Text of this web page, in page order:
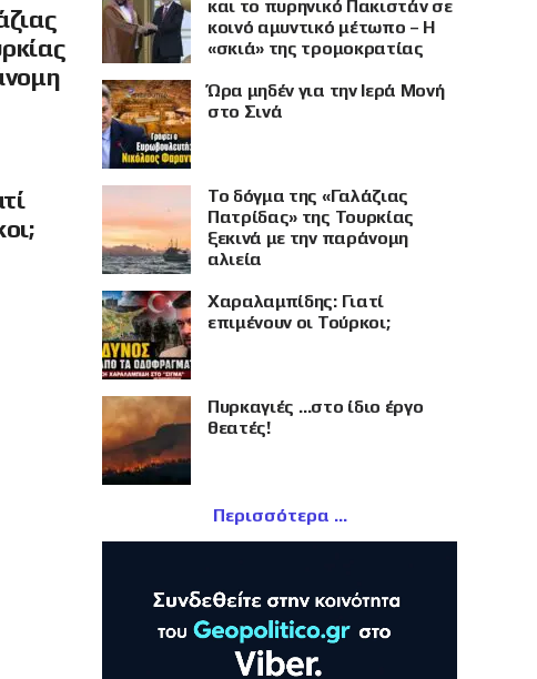
και το πυρηνικό Πακιστάν σε
κοινό αμυντικό μέτωπο – Η
«σκιά» της τρομοκρατίας
Ώρα μηδέν για την Ιερά Μονή
στο Σινά
Το δόγμα της «Γαλάζιας
Πατρίδας» της Τουρκίας
ξεκινά με την παράνομη
αλιεία
Χαραλαμπίδης: Γιατί
επιμένουν οι Τούρκοι;
Πυρκαγιές …στο ίδιο έργο
θεατές!
Περισσότερα